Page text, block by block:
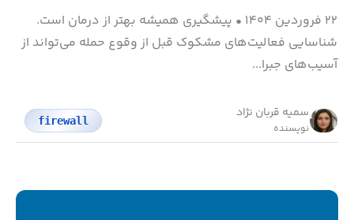
۲۲ فروردین ۱۴۰۴ • پیشگیری همیشه بهتر از درمان است.
شناسایی فعالیت‌های مشکوک قبل از وقوع حمله می‌تواند از
آسیب‌های جبرا...
سمیه قربان نژاد
نویسنده
firewall